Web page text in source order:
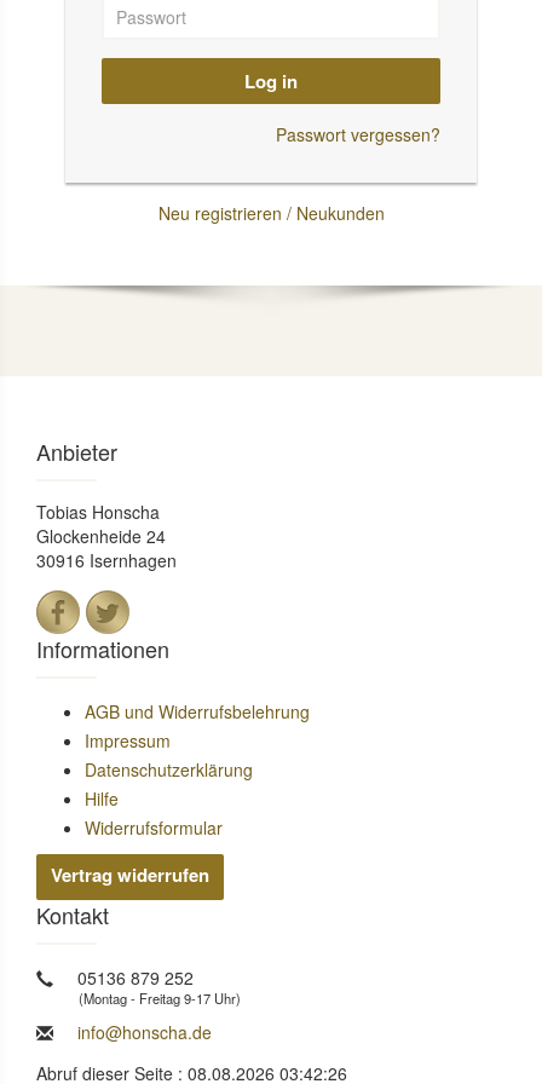
Log in
Passwort vergessen?
Neu registrieren / Neukunden
Anbieter
Tobias Honscha
Glockenheide 24
30916 Isernhagen
Informationen
AGB und Widerrufsbelehrung
Impressum
Datenschutzerklärung
Hilfe
Widerrufsformular
Vertrag widerrufen
Kontakt
05136 879 252
(Montag - Freitag 9-17 Uhr)
info@honscha.de
Abruf dieser Seite : 08.08.2026 03:42:26